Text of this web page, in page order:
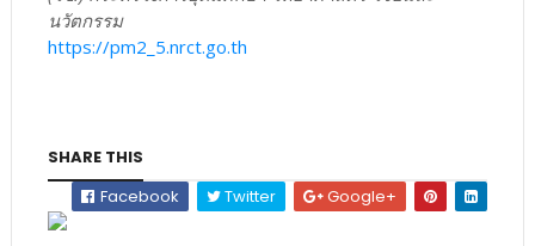
นวัตกรรม
https://pm2_5.nrct.go.th
SHARE THIS
Facebook
Twitter Google+